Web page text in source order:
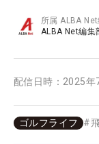
所属ALBA
ALBA Net編集
配信日時： 2025年
ゴルフライフ #